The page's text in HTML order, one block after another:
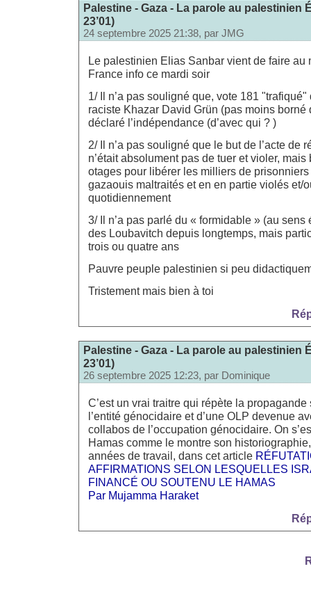
Palestine - Gaza - La parole au palestinien
23’01)
24 septembre 2025 21:38, par JMG
Le palestinien Elias Sanbar vient de faire au
France info ce mardi soir
1/ Il n’a pas souligné que, vote 181 "trafiqué"
raciste Khazar David Grün (pas moins
déclaré l’indépendance (d’avec qui ? )
2/ Il n’a pas souligné que le but de l’acte de
n’était absolument pas de tuer et violer,
otages pour libérer les milliers de
gazaouis maltraités et en en partie violés et/
quotidiennement
3/ Il n’a pas parlé du « formidable » (au
des Loubavitch depuis longtemps, mais
trois ou quatre ans
Pauvre peuple palestinien si peu
Tristement mais bien à toi
Palestine - Gaza - La parole au palestinien
23’01)
26 septembre 2025 12:23, par Dominique
C’est un vrai traitre qui répète la
l’entité génocidaire et d’une OLP devenue
collabos de l’occupation génocidaire. On
Hamas comme le montre son
années de travail, dans cet article
AFFIRMATIONS SELON LESQUELLES
FINANCÉ OU SOUTENU LE HAMAS
Par Mujamma Haraket